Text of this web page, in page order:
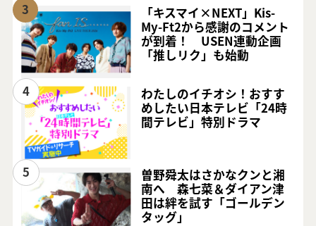
3
「キスマイ×NEXT」Kis-
My-Ft2から感謝のコメント
が到着！ USEN連動企画
「推しリク」も始動
4
わたしのイチオシ！おすす
めしたい日本テレビ「24時
間テレビ」特別ドラマ
5
曽野舜太はさかなクンと湘
南へ 森七菜＆ダイアン津
田は絆を試す「ゴールデン
タッグ」